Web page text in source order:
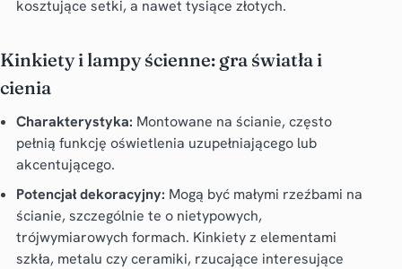
kosztujące setki, a nawet tysiące złotych.
Kinkiety i lampy ścienne: gra światła i
cienia
Charakterystyka: Montowane na ścianie, często
pełnią funkcję oświetlenia uzupełniającego lub
akcentującego.
Potencjał dekoracyjny: Mogą być małymi rzeźbami na
ścianie, szczególnie te o nietypowych,
trójwymiarowych formach. Kinkiety z elementami
szkła, metalu czy ceramiki, rzucające interesujące